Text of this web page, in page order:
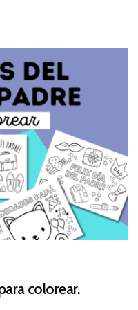
colorear.